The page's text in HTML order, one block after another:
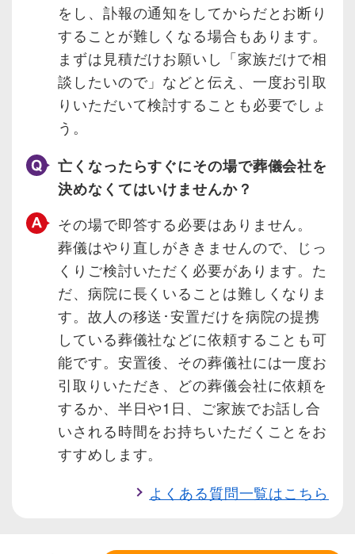
をし、訃報の通知をしてからだとお断り
することが難しくなる場合もあります。
まずは見積だけお願いし「家族だけで相
談したいので」などと伝え、一度お引取
りいただいて検討することも必要でしょ
う。
亡くなったらすぐにその場で葬儀会社を
決めなくてはいけませんか？
その場で即答する必要はありません。
葬儀はやり直しがききませんので、じっ
くりご検討いただく必要があります。た
だ、病院に長くいることは難しくなりま
す。故人の移送･安置だけを病院の提携
している葬儀社などに依頼することも可
能です。安置後、その葬儀社には一度お
引取りいただき、どの葬儀会社に依頼を
するか、半日や1日、ご家族でお話し合
いされる時間をお持ちいただくことをお
すすめします。
よくある質問一覧はこちら